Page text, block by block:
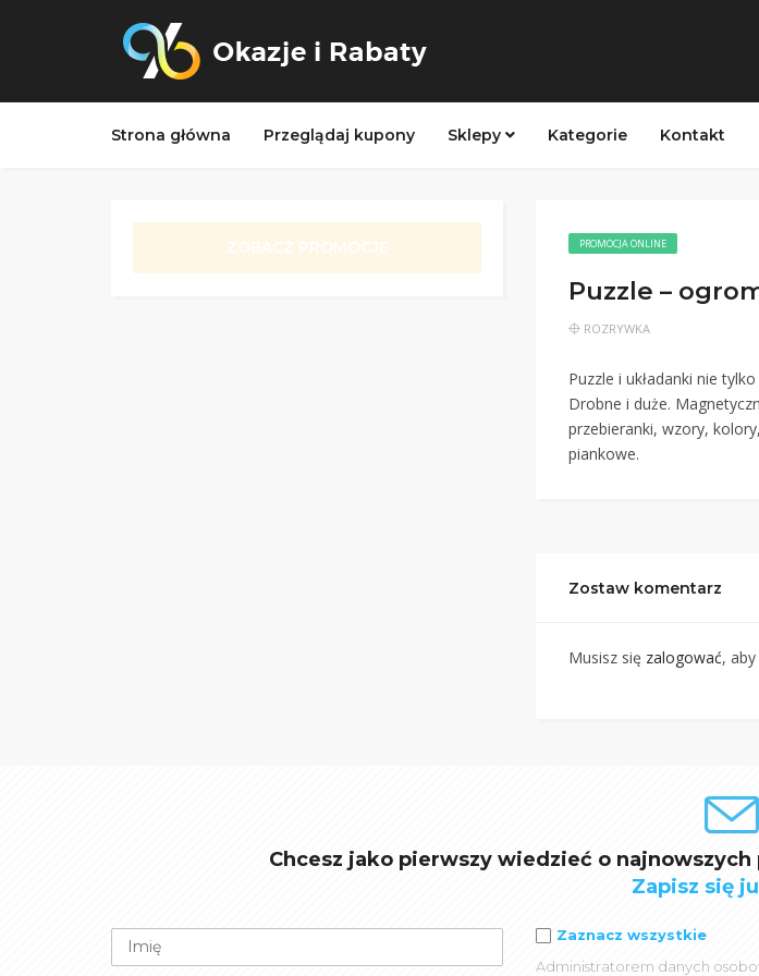
Strona główna Przeglądaj kupony Sklepy Kategorie Kontakt
ZOBACZ PROMOCJĘ PROMOCJA ONLINE
Puzzle –
ROZRYWKA
Puzzle i układanki nie
Drobne i duże.
przebieranki, wzory,
piankowe.
Zostaw komentarz
Musisz się zalogować,
Chcesz jako pierwszy wiedzieć o
Zapisz się
Zaznacz wszystkie
Administratorem danych